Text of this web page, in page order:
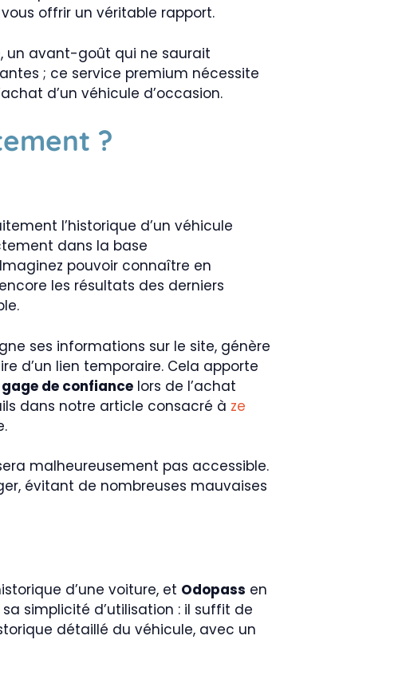
offrir un véritable rapport.
un avant-goût qui ne saurait
; ce service premium nécessite
d’un véhicule d’occasion.
?
l’historique d’un véhicule
dans la base
pouvoir connaître en
les résultats des derniers
ses informations sur le site, génère
d’un lien temporaire. Cela apporte
de confiance lors de l’achat
dans notre article consacré à ze
malheureusement pas accessible.
évitant de nombreuses mauvaises
d’une voiture, et Odopass en
simplicité d’utilisation : il suffit de
détaillé du véhicule, avec un